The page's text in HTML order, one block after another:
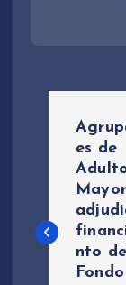
e
es de
nto
Fondo